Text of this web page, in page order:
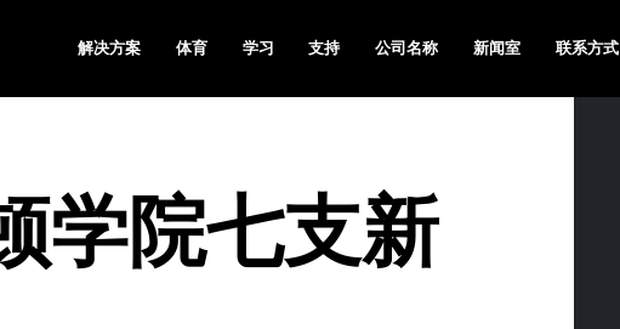
解决方案 体育 学习 支持 公司名称 新闻室 联系方式
学院七支新